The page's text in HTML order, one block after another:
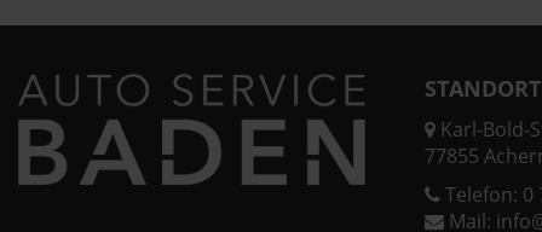
Karl-Bold-
77855
Telefon: 0
Mail: